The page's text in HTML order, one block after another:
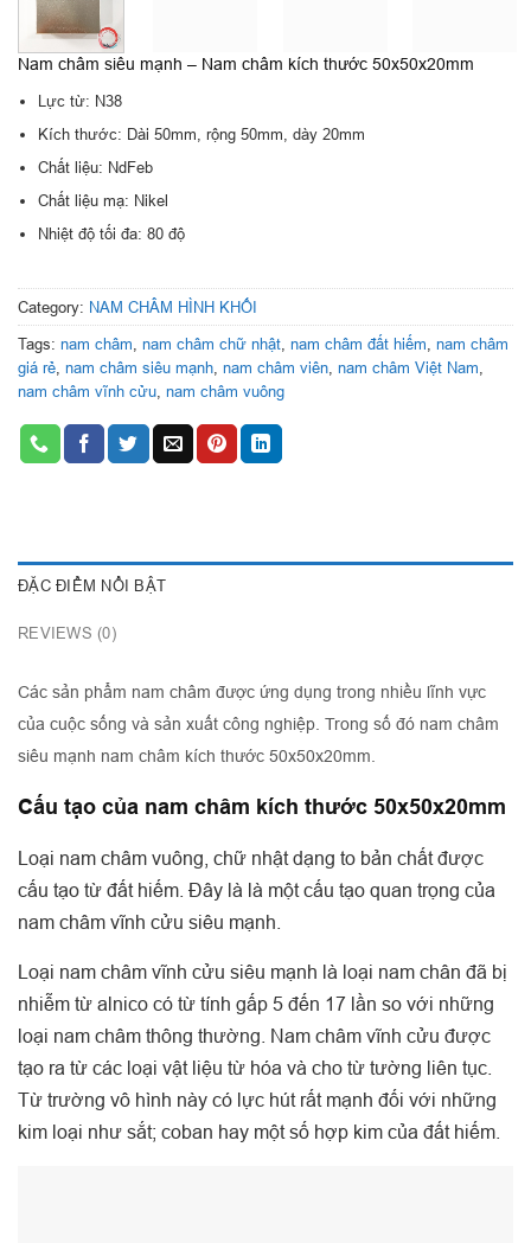
Nam châm siêu mạnh – Nam châm kích thước 50x50x20mm
Lực từ: N38
Kích thước: Dài 50mm, rộng 50mm, dày 20mm
Chất liệu: NdFeb
Chất liệu mạ: Nikel
Nhiệt độ tối đa: 80 độ
Category: NAM CHÂM HÌNH KHỐI
Tags: nam châm, nam châm chữ nhật, nam châm đất hiếm, nam châm
giá rẻ, nam châm siêu mạnh, nam châm viên, nam châm Việt Nam,
nam châm vĩnh cửu, nam châm vuông
ĐẶC ĐIỂM NỔI BẬT
REVIEWS (0)
Các sản phẩm nam châm được ứng dụng trong nhiều lĩnh vực
của cuộc sống và sản xuất công nghiệp. Trong số đó nam châm
siêu mạnh nam châm kích thước 50x50x20mm.
Cấu tạo của nam châm kích thước 50x50x20mm
Loại nam châm vuông, chữ nhật dạng to bản chất được
cấu tạo từ đất hiếm. Đây là là một cấu tạo quan trọng của
nam châm vĩnh cửu siêu mạnh.
Loại nam châm vĩnh cửu siêu mạnh là loại nam chân đã bị
nhiễm từ alnico có từ tính gấp 5 đến 17 lần so với những
loại nam châm thông thường. Nam châm vĩnh cửu được
tạo ra từ các loại vật liệu từ hóa và cho từ tường liên tục.
Từ trường vô hình này có lực hút rất mạnh đối với những
kim loại như sắt; coban hay một số hợp kim của đất hiếm.